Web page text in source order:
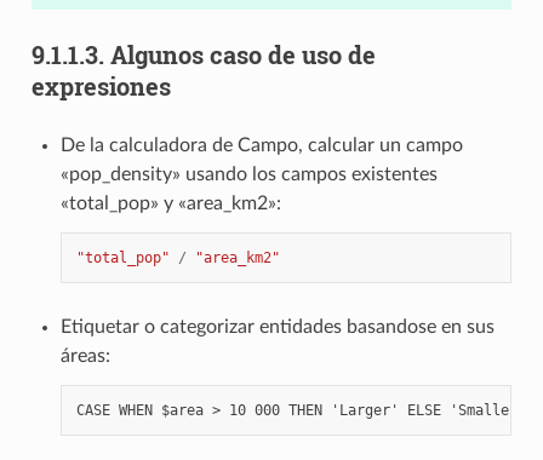
9.1.1.3. Algunos caso de uso de
expresiones
De la calculadora de Campo, calcular un campo
«pop_density» usando los campos existentes
«total_pop» y «area_km2»:
"total_pop" / "area_km2"
Etiquetar o categorizar entidades basandose en sus
áreas: